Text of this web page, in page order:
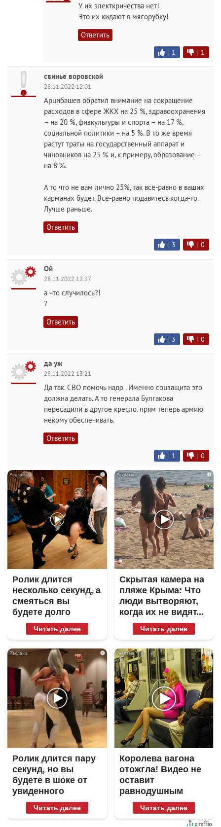
У их электкричества нет!
Это их кидают в мясорубку!
Ответить
| 1 | 1
свинье воровской
28.11.2022 12:01
Арцибашев обратил внимание на сокращение
расходов в сфере ЖКХ на 25 %, здравоохранения
– на 20 %, физкультуры и спорта – на 17 %,
социальной политики – на 5 %. В то же время
растут траты на государственный аппарат и
чиновников на 25 % и, к примеру, образование –
на 8 %.
А то что не вам лично 25%, так всё-равно в ваших
карманах будет. Всё-равно подавитесь когда-то.
Лучше раньше.
Ответить
| 3 | 0
Ой
28.11.2022 12:37
а что случилось?!
?
Ответить
| 3 | 0
да уж
28.11.2022 13:21
Да так. СВО помочь надо . Именно соцзащита это
должна делать. А то генерала Булгакова
пересадили в другое кресло. прям теперь армию
некому обеспечивать.
Ответить
| 1 | 0
i
Ролик длится
несколько секунд, а
смеяться вы
будете долго
Читать далее
i
Скрытая камера на
пляже Крыма: Что
люди вытворяют,
когда их не видят...
Читать далее
i
Ролик длится пару
секунд, но вы
будете в шоке от
увиденного
Читать далее
i
Королева вагона
отожгла! Видео не
оставит
равнодушным
Читать далее